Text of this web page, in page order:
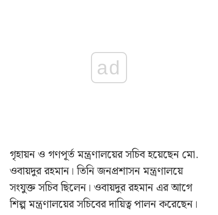
ad
গৃহায়ন ও গণপূর্ত মন্ত্রণালয়ের সচিব হয়েছেন মো.
ওবায়দুর রহমান। তিনি জনপ্রশাসন মন্ত্রণালয়ে
সংযুক্ত সচিব ছিলেন। ওবায়দুর রহমান এর আগে
শিল্প মন্ত্রণালয়ের সচিবের দায়িত্ব পালন করেছেন।